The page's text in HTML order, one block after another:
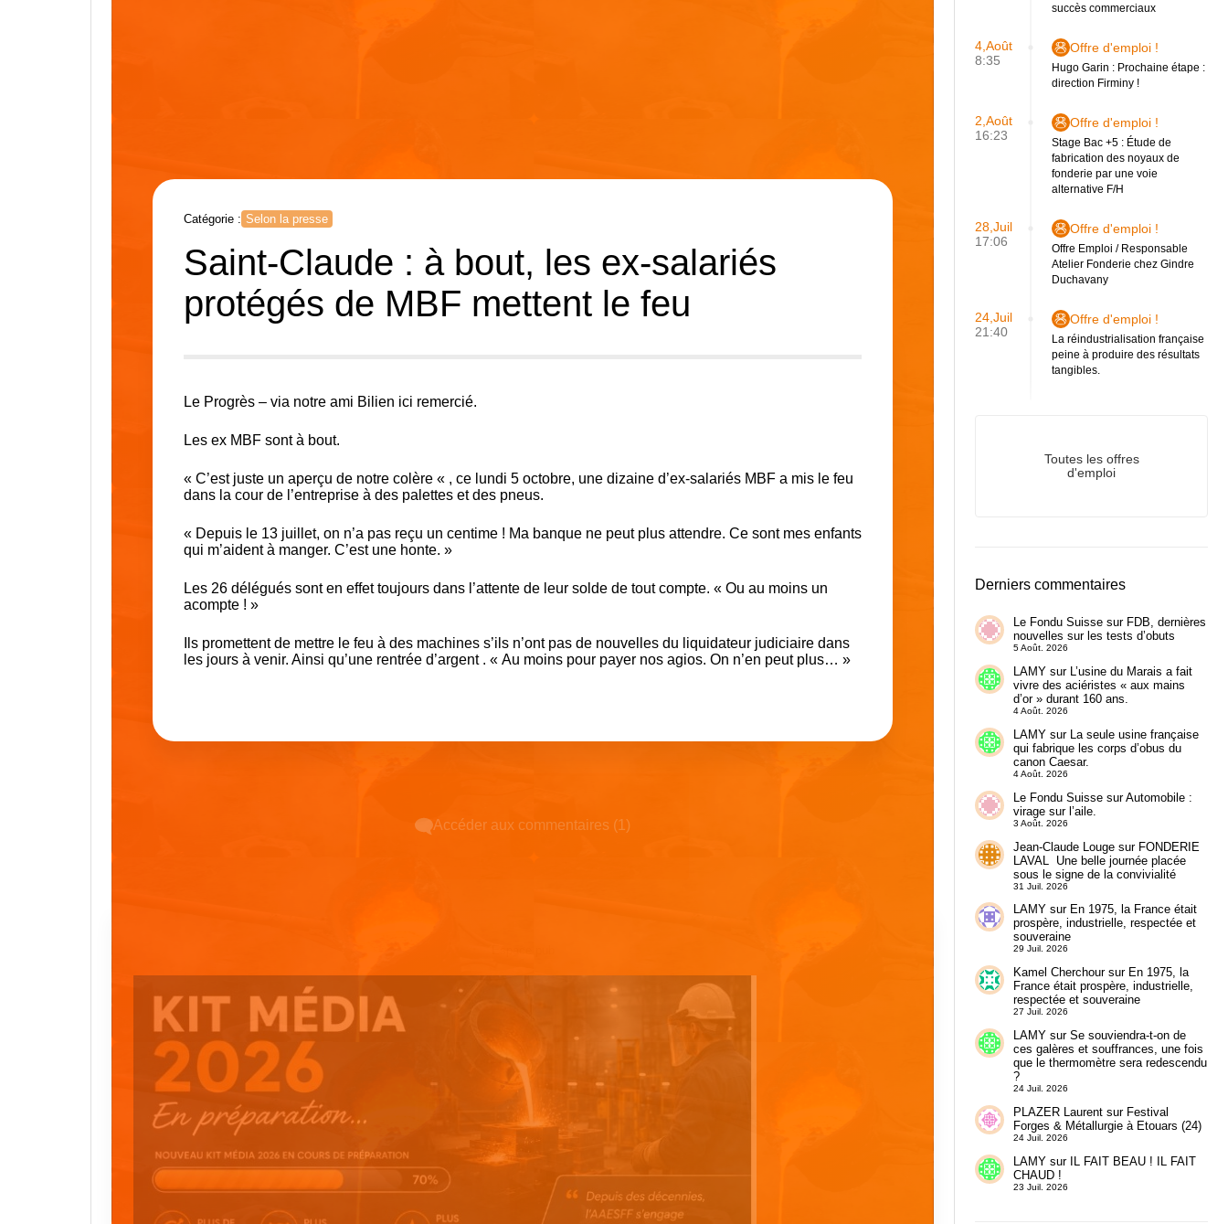
Catégorie : Selon la presse
Saint-Claude : à bout, les ex-salariés
protégés de MBF mettent le feu
Le Progrès– via notre ami Bilien ici remercié.
Les ex MBF sont à bout.
« C’est juste un aperçu de notre colère « , ce lundi 5 octobre, une dizaine d’ex-salariés MBF a mis le feu
dans la cour de l’entreprise à des palettes et des pneus.
« Depuis le 13 juillet, on n’a pas reçu un centime ! Ma banque ne peut plus attendre. Ce sont mes enfants
qui m’aident à manger. C’est une honte. »
Les 26 délégués sont en effet toujours dans l’attente de leur solde de tout compte. « Ou au moins un
acompte ! »
Ils promettent de mettre le feu à des machines s’ils n’ont pas de nouvelles du liquidateur judiciaire dans
les jours à venir. Ainsi qu’une rentrée d’argent . « Au moins pour payer nos agios. On n’en peut plus… »
Accéder aux commentaires (1)
succès commerciaux
4,Août
8:35
Offre d'emploi !
Hugo Garin : Prochaine étape :
direction Firminy !
2,Août
16:23
Offre d'emploi !
Stage Bac +5 : Étude de
fabrication des noyaux de
fonderie par une voie
alternative F/H
28,Juil
17:06
Offre d'emploi !
Offre Emploi / Responsable
Atelier Fonderie chez Gindre
Duchavany
24,Juil
21:40
Offre d'emploi !
La réindustrialisation française
peine à produire des résultats
tangibles.
Toutes les offres
d'emploi
Derniers commentaires
Le Fondu Suissesur FDB, dernières
nouvelles sur les tests d’obuts
5 Août. 2026
LAMYsur L’usine du Marais a fait
vivre des aciéristes « aux mains
d’or » durant 160 ans.
4 Août. 2026
LAMYsur La seule usine française
qui fabrique les corps d’obus du
canon Caesar.
4 Août. 2026
Le Fondu SuissesurAutomobile :
virage sur l’aile.
3 Août. 2026
Jean-Claude Lougesur FONDERIE
LAVAL Une belle journée placée
sous le signe de la convivialité
31 Juil. 2026
LAMYsur En 1975, la France était
prospère, industrielle, respectée et
souveraine
29 Juil. 2026
Kamel Cherchoursur En 1975, la
France était prospère, industrielle,
respectée et souveraine
27 Juil. 2026
LAMYsur Se souviendra-t-on de
ces galères et souffrances, une fois
que le thermomètre sera redescendu
?
24 Juil. 2026
PLAZER Laurentsur Festival
Forges & Métallurgie à Etouars (24)
24 Juil. 2026
LAMYsur IL FAIT BEAU ! IL FAIT
CHAUD !
23 Juil. 2026